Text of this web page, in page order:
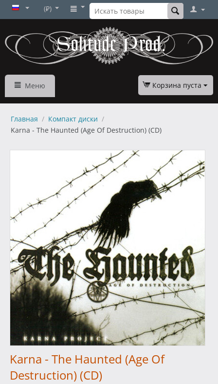
(₽)
Меню Корзина пуста
Главная / Компакт диски /
Karna - The Haunted (Age Of Destruction) (CD)
Karna - The Haunted (Age Of
Destruction) (CD)